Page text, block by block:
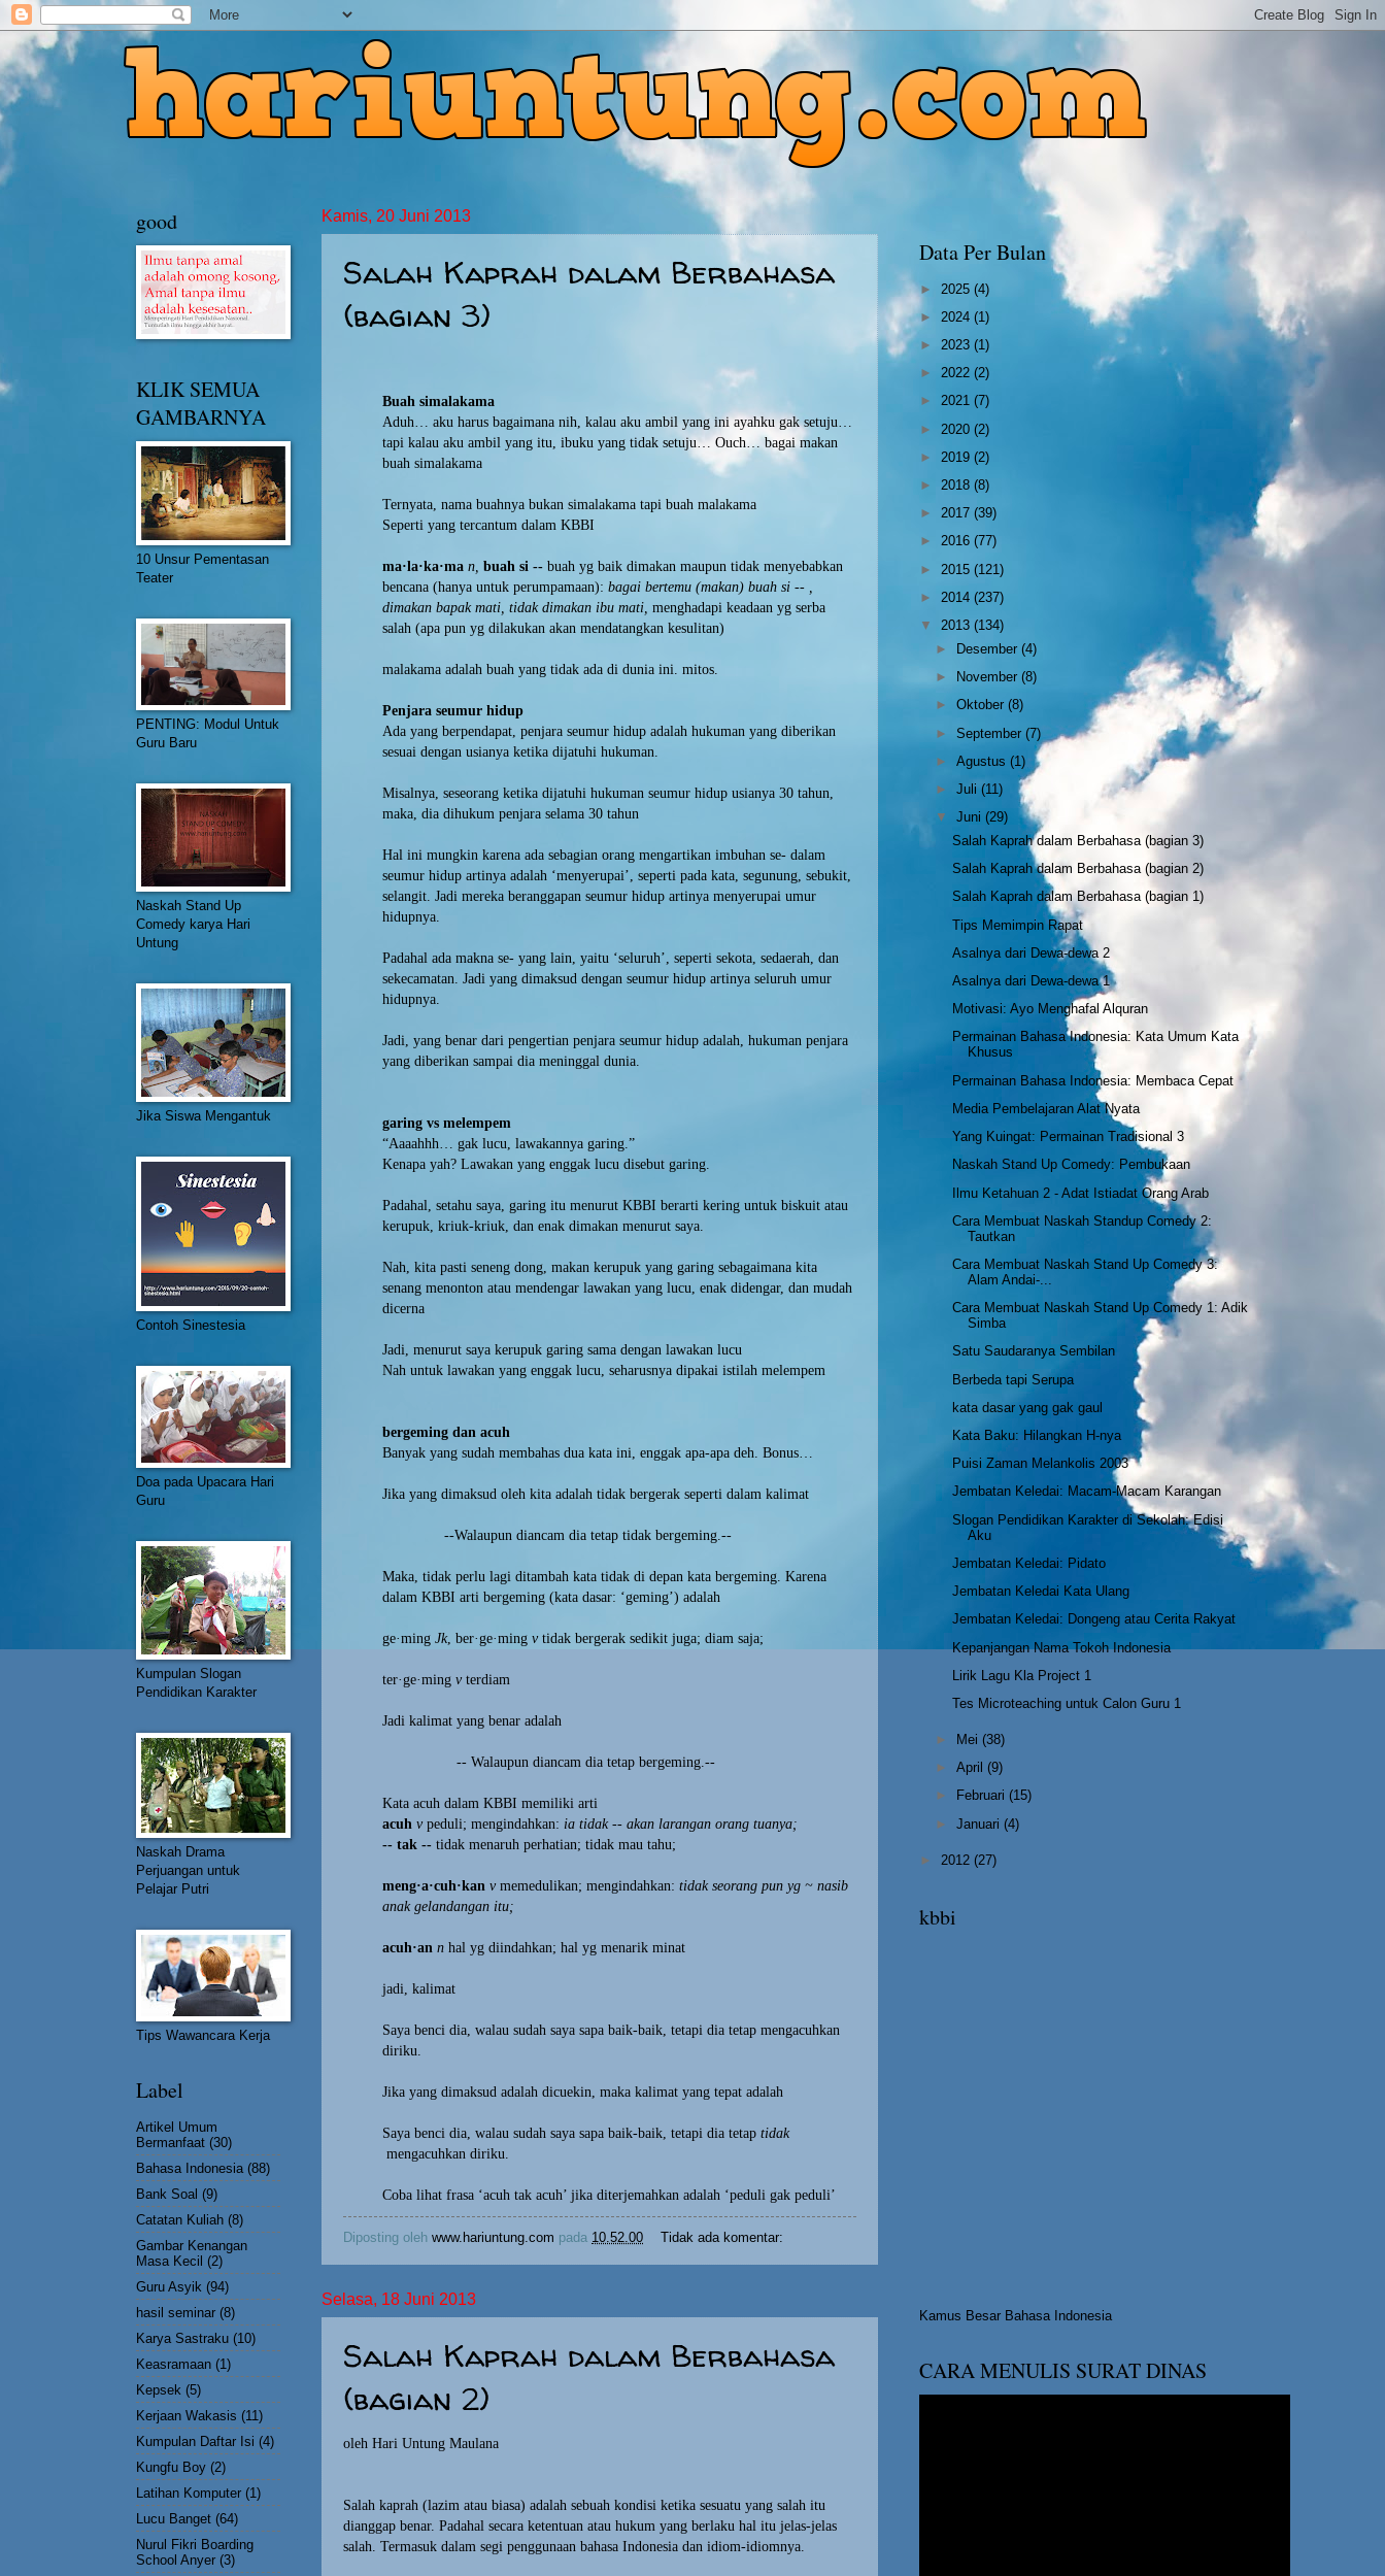
Kamis, 20 Juni 2013
Salah Kaprah dalam Berbahasa
(bagian 3)
Buah simalakama
Aduh… aku harus bagaimana nih, kalau aku ambil yang ini ayahku gak setuju…
tapi kalau aku ambil yang itu, ibuku yang tidak setuju… Ouch… bagai makan
buah simalakama
Ternyata, nama buahnya bukan simalakama tapi buah malakama
Seperti yang tercantum dalam KBBI
ma·la·ka·ma n, buah si -- buah yg baik dimakan maupun tidak menyebabkan
bencana (hanya untuk perumpamaan): bagai bertemu (makan) buah si -- ,
dimakan bapak mati, tidak dimakan ibu mati, menghadapi keadaan yg serba
salah (apa pun yg dilakukan akan mendatangkan kesulitan)
malakama adalah buah yang tidak ada di dunia ini. mitos.
Penjara seumur hidup
Ada yang berpendapat, penjara seumur hidup adalah hukuman yang diberikan
sesuai dengan usianya ketika dijatuhi hukuman.
Misalnya, seseorang ketika dijatuhi hukuman seumur hidup usianya 30 tahun,
maka, dia dihukum penjara selama 30 tahun
Hal ini mungkin karena ada sebagian orang mengartikan imbuhan se- dalam
seumur hidup artinya adalah ‘menyerupai’, seperti pada kata, segunung, sebukit,
selangit. Jadi mereka beranggapan seumur hidup artinya menyerupai umur
hidupnya.
Padahal ada makna se- yang lain, yaitu ‘seluruh’, seperti sekota, sedaerah, dan
sekecamatan. Jadi yang dimaksud dengan seumur hidup artinya seluruh umur
hidupnya.
Jadi, yang benar dari pengertian penjara seumur hidup adalah, hukuman penjara
yang diberikan sampai dia meninggal dunia.
garing vs melempem
“Aaaahhh… gak lucu, lawakannya garing.”
Kenapa yah? Lawakan yang enggak lucu disebut garing.
Padahal, setahu saya, garing itu menurut KBBI berarti kering untuk biskuit atau
kerupuk, kriuk-kriuk, dan enak dimakan menurut saya.
Nah, kita pasti seneng dong, makan kerupuk yang garing sebagaimana kita
senang menonton atau mendengar lawakan yang lucu, enak didengar, dan mudah
dicerna
Jadi, menurut saya kerupuk garing sama dengan lawakan lucu
Nah untuk lawakan yang enggak lucu, seharusnya dipakai istilah melempem
bergeming dan acuh
Banyak yang sudah membahas dua kata ini, enggak apa-apa deh. Bonus…
Jika yang dimaksud oleh kita adalah tidak bergerak seperti dalam kalimat
--Walaupun diancam dia tetap tidak bergeming.--
Maka, tidak perlu lagi ditambah kata tidak di depan kata bergeming. Karena
dalam KBBI arti bergeming (kata dasar: ‘geming’) adalah
ge·ming Jk, ber·ge·ming vtidak bergerak sedikit juga; diam saja;
ter·ge·ming vterdiam
Jadi kalimat yang benar adalah
-- Walaupun diancam dia tetap bergeming.--
Kata acuh dalam KBBI memiliki arti
acuh vpeduli; mengindahkan: ia tidak -- akan larangan orang tuanya;
-- tak -- tidak menaruh perhatian; tidak mau tahu;
meng·a·cuh·kan vmemedulikan; mengindahkan: tidak seorang pun yg ~ nasib
anak gelandangan itu;
acuh·an nhal yg diindahkan; hal yg menarik minat
jadi, kalimat
Saya benci dia, walau sudah saya sapa baik-baik, tetapi dia tetap mengacuhkan
diriku.
Jika yang dimaksud adalah dicuekin, maka kalimat yang tepat adalah
Saya benci dia, walau sudah saya sapa baik-baik, tetapi dia tetap tidak
mengacuhkan diriku.
Coba lihat frasa ‘acuh tak acuh’ jika diterjemahkan adalah ‘peduli gak peduli’
Diposting oleh www.hariuntung.com pada 10.52.00 Tidak ada komentar:
Selasa, 18 Juni 2013
Salah Kaprah dalam Berbahasa
(bagian 2)
oleh Hari Untung Maulana
Salah kaprah (lazim atau biasa) adalah sebuah kondisi ketika sesuatu yang salah itu
dianggap benar. Padahal secara ketentuan atau hukum yang berlaku hal itu jelas-jelas
salah. Termasuk dalam segi penggunaan bahasa Indonesia dan idiom-idiomnya.
good
KLIK SEMUA
GAMBARNYA
10 Unsur Pementasan
Teater
PENTING: Modul Untuk
Guru Baru
Naskah Stand Up
Comedy karya Hari
Untung
Jika Siswa Mengantuk
Contoh Sinestesia
Doa pada Upacara Hari
Guru
Kumpulan Slogan
Pendidikan Karakter
Naskah Drama
Perjuangan untuk
Pelajar Putri
Tips Wawancara Kerja
Label
Artikel Umum
Bermanfaat (30)
Bahasa Indonesia (88)
Bank Soal (9)
Catatan Kuliah (8)
Gambar Kenangan
Masa Kecil (2)
Guru Asyik (94)
hasil seminar (8)
Karya Sastraku (10)
Keasramaan (1)
Kepsek (5)
Kerjaan Wakasis (11)
Kumpulan Daftar Isi (4)
Kungfu Boy (2)
Latihan Komputer (1)
Lucu Banget (64)
Nurul Fikri Boarding
School Anyer (3)
Data Per Bulan
► 2025 (4)
► 2024 (1)
► 2023 (1)
► 2022 (2)
► 2021 (7)
► 2020 (2)
► 2019 (2)
► 2018 (8)
► 2017 (39)
► 2016 (77)
► 2015 (121)
► 2014 (237)
▼ 2013 (134)
►
Desember(4)
►
November(8)
►Oktober(8)
►September(7)
►Agustus(1)
►Juli(11)
▼Juni(29)
Salah Kaprah dalam Berbahasa (bagian 3)
Salah Kaprah dalam Berbahasa (bagian 2)
Salah Kaprah dalam Berbahasa (bagian 1)
Tips Memimpin Rapat
Asalnya dari Dewa-dewa 2
Asalnya dari Dewa-dewa 1
Motivasi: Ayo Menghafal Alquran
Permainan Bahasa Indonesia: Kata Umum Kata
Khusus
Permainan Bahasa Indonesia: Membaca Cepat
Media Pembelajaran Alat Nyata
Yang Kuingat: Permainan Tradisional 3
Naskah Stand Up Comedy: Pembukaan
Ilmu Ketahuan 2 - Adat Istiadat Orang Arab
Cara Membuat Naskah Standup Comedy 2:
Tautkan
Cara Membuat Naskah Stand Up Comedy 3:
Alam Andai-...
Cara Membuat Naskah Stand Up Comedy 1: Adik
Simba
Satu Saudaranya Sembilan
Berbeda tapi Serupa
kata dasar yang gak gaul
Kata Baku: Hilangkan H-nya
Puisi Zaman Melankolis 2003
Jembatan Keledai: Macam-Macam Karangan
Slogan Pendidikan Karakter di Sekolah: Edisi
Aku
Jembatan Keledai: Pidato
Jembatan Keledai Kata Ulang
Jembatan Keledai: Dongeng atau Cerita Rakyat
Kepanjangan Nama Tokoh Indonesia
Lirik Lagu Kla Project 1
Tes Microteaching untuk Calon Guru 1
► Mei(38)
►April(9)
►
Februari(15)
►Januari(4)
► 2012 (27)
kbbi
Kamus Besar Bahasa Indonesia
CARA MENULIS SURAT DINAS